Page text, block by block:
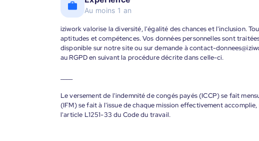
Au moins 1 an
iziwork valorise la diversité, l'égalité des chances et l'inclusion.
aptitudes et compétences. Vos données personnelles sont
disponible sur notre site ou sur demande à contact-
au RGPD en suivant la procédure décrite dans celle-ci.
Le versement de l'indemnité de congés payés (ICCP) se fait
(IFM) se fait à l'issue de chaque mission effectivement
l'article L1251-33 du Code du travail.